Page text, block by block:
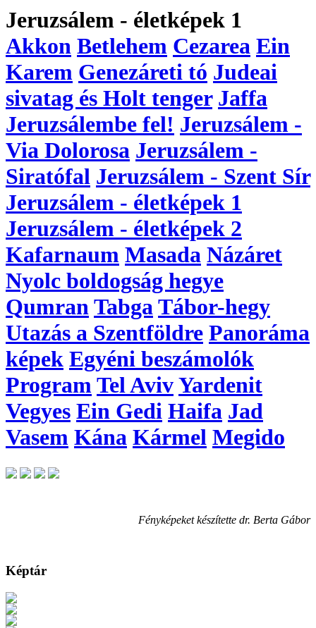
Jeruzsálem - életképek 1
Akkon Betlehem Cezarea Ein
Karem Genezáreti tó Judeai
sivatag és Holt tenger Jaffa
Jeruzsálembe fel! Jeruzsálem -
Via Dolorosa Jeruzsálem -
Siratófal Jeruzsálem - Szent Sír
Jeruzsálem - életképek 1
Jeruzsálem - életképek 2
Kafarnaum Masada Názáret
Nyolc boldogság hegye
Qumran Tabga Tábor-hegy
Utazás a Szentföldre Panoráma
képek Egyéni beszámolók
Program Tel AvivYardenit
Vegyes Ein Gedi Haifa Jad
Vasem Kána Kármel Megido
Fényképeket készítette dr. Berta Gábor
Képtár